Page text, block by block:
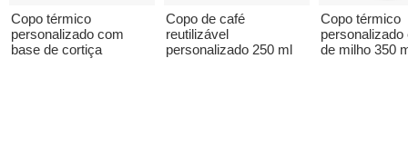
Copo térmico
personalizado com
base de cortiça
Copo de café
reutilizável
personalizado 250 ml
Copo térmico
personalizado
de milho 350